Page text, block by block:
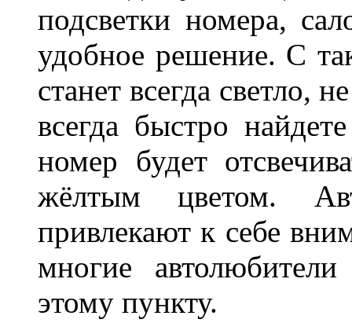
подсветки номера,
удобное решение. С
станет всегда светло,
всегда быстро
номер будет
жёлтым цветом.
привлекают к себе
многие
этому пункту.